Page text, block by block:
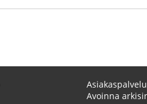
Asiakaspalvelu
Avoinna